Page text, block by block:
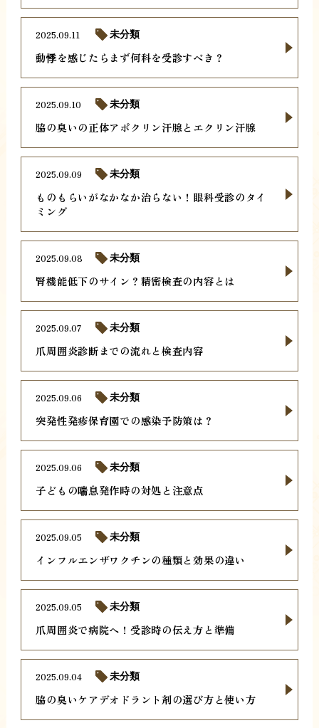
動悸を感じたらまず何科を受診すべき？
2025.09.11 未分類
脇の臭いの正体アポクリン汗腺とエクリン汗腺
2025.09.10 未分類
ものもらいがなかなか治らない！眼科受診のタイ
ミング
2025.09.09 未分類
腎機能低下のサイン？精密検査の内容とは
2025.09.08 未分類
爪周囲炎診断までの流れと検査内容
2025.09.07 未分類
突発性発疹保育園での感染予防策は？
2025.09.06 未分類
子どもの喘息発作時の対処と注意点
2025.09.06 未分類
インフルエンザワクチンの種類と効果の違い
2025.09.05 未分類
爪周囲炎で病院へ！受診時の伝え方と準備
2025.09.05 未分類
脇の臭いケアデオドラント剤の選び方と使い方
2025.09.04 未分類